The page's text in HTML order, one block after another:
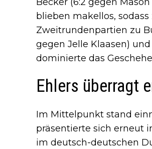
blieben makellos,
Zweitrundenpartien zu
gegen Jelle Klaasen)
dominierte das
Ehlers überragt
Im Mittelpunkt stand
präsentierte sich erneut
im deutsch-deutschen